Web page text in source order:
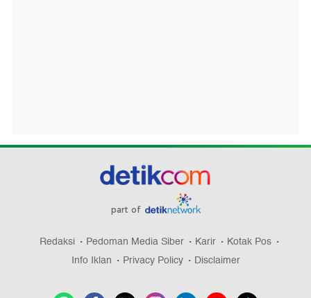
part of
Redaksi Pedoman Media Siber Karir
Kotak Pos
Info Iklan
Privacy Policy Disclaimer